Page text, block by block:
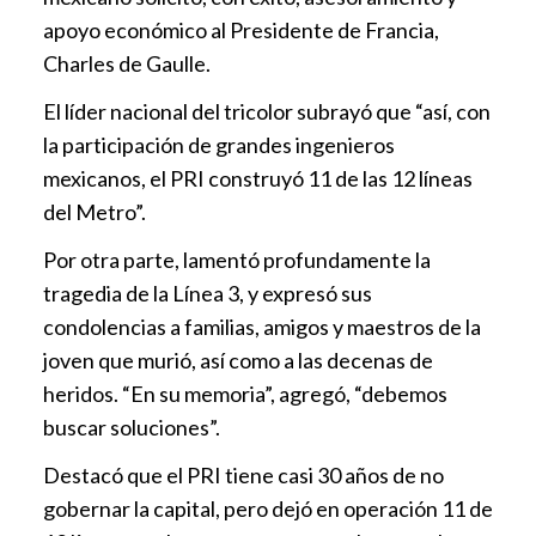
apoyo económico al Presidente de Francia,
Charles de Gaulle.
El líder nacional del tricolor subrayó que “así, con
la participación de grandes ingenieros
mexicanos, el PRI construyó 11 de las 12 líneas
del Metro”.
Por otra parte, lamentó profundamente la
tragedia de la Línea 3, y expresó sus
condolencias a familias, amigos y maestros de la
joven que murió, así como a las decenas de
heridos. “En su memoria”, agregó, “debemos
buscar soluciones”.
Destacó que el PRI tiene casi 30 años de no
gobernar la capital, pero dejó en operación 11 de